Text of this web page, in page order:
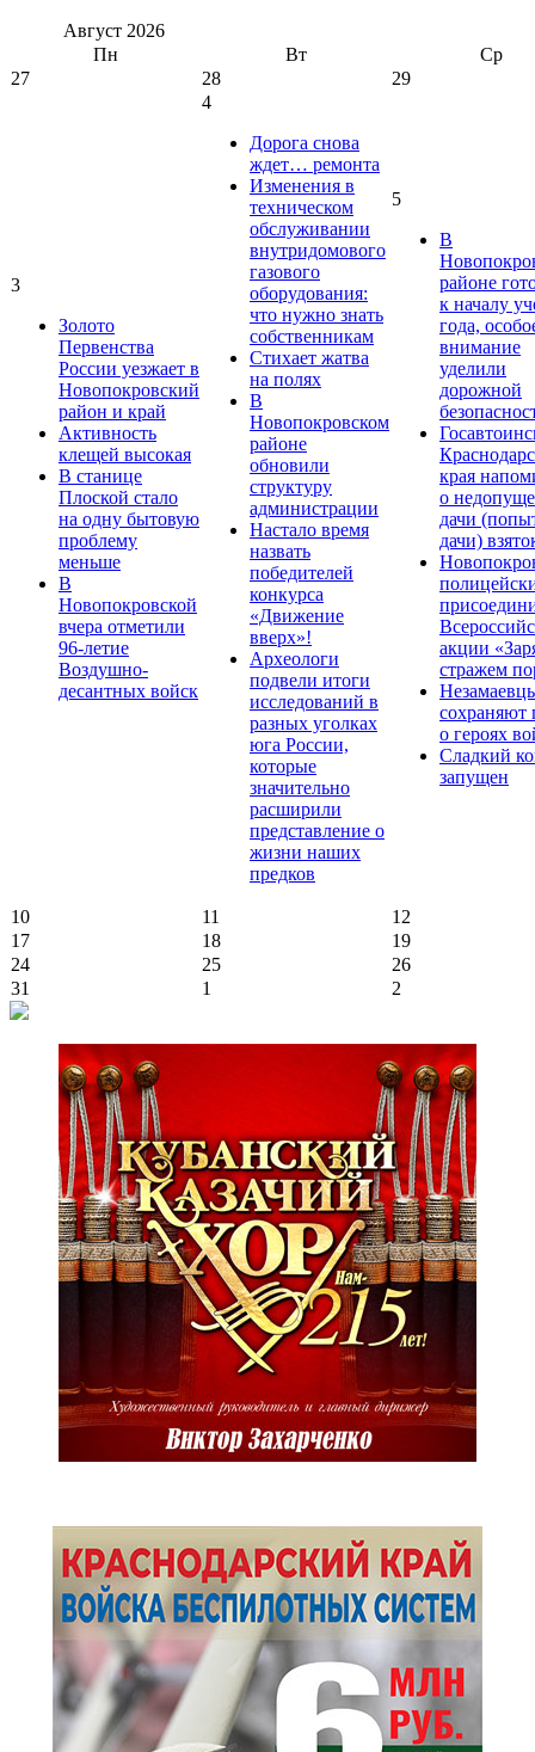
Август 2026
Пн
Вт
Ср
27
28 29
3
Золото
Первенства
России уезжает в
Новопокровский
район и край
Активность
клещей высокая
В станице
Плоской стало
на одну бытовую
проблему
меньше
В
Новопокровской
вчера отметили
96-летие
Воздушно-
десантных войск
4
Дорога снова
ждет… ремонта
Изменения в
техническом
обслуживании
внутридомового
газового
оборудования:
что нужно знать
собственникам
Стихает жатва
на полях
В
Новопокровском
районе
обновили
структуру
администрации
Настало время
назвать
победителей
конкурса
«Движение
вверх»!
Археологи
подвели итоги
исследований в
разных уголках
юга России,
которые
значительно
расширили
представление о
жизни наших
предков
5
В
районе
к началу
года,
внимание
уделили
дорожной
края
о
дачи
дачи)
акции
стражем
сохраняют
о героях
Сладкий
запущен
10 11
12
17
18
19
24
25
26
31
1 2